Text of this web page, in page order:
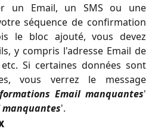
un Email, un SMS ou une
séquence de confirmation
le bloc ajouté, vous devez
y compris l'adresse Email de
Si certaines données sont
vous verrez le message
Email manquantes'
manquantes'.